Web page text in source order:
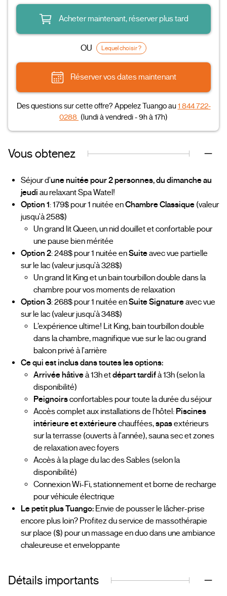
Acheter maintenant, réserver plus tard
OU Lequel choisir ?
Réserver vos dates maintenant
Des questions sur cette offre? Appelez Tuango au1 844 722-
0288 (lundi à vendredi - 9h à 17h)
Vous obtenez
Séjour d'une nuitée pour 2 personnes, du dimanche au
jeudi au relaxant Spa Watel!
Option 1: 179$ pour 1 nuitée enChambre Classique (valeur
jusqu'à 258$)
Un grand lit Queen, un nid douillet et confortable pour
une pause bien méritée
Option 2: 248$ pour 1 nuitée enSuiteavec vue partielle
sur le lac (valeur jusqu'à 328$)
Un grand lit King et un bain tourbillon double dans la
chambre pour vos moments de relaxation
Option 3: 268$ pour 1 nuitée enSuite Signatureavec vue
sur le lac (valeur jusqu'à 348$)
L’expérience ultime! Lit King, bain tourbillon double
dans la chambre, magnifique vue sur le lac ou grand
balcon privé à l'arrière
Ce qui est inclus dans toutes les options:
Arrivée hâtiveà 13h etdépart tardifà 13h (selon la
disponibilité)
Peignoirsconfortables pour toute la durée du séjour
Accès complet aux installations de l'hôtel: Piscines
intérieure et extérieurechauffées,spasextérieurs
sur la terrasse (ouverts à l'année), sauna sec et zones
de relaxation avec foyers
Accès à la plage du lac des Sables (selon la
disponibilité)
Connexion Wi-Fi, stationnement et borne de recharge
pour véhicule électrique
Le petit plus Tuango: Envie de pousser le lâcher-prise
encore plus loin? Profitez du service de massothérapie
sur place ($) pour un massage en duo dans une ambiance
chaleureuse et enveloppante
Détails importants